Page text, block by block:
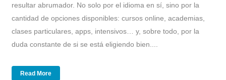
resultar abrumador. No solo por el idioma en sí, sino por la
cantidad de opciones disponibles: cursos online, academias,
clases particulares, apps, intensivos… y, sobre todo, por la
duda constante de si se está eligiendo bien....
Read More